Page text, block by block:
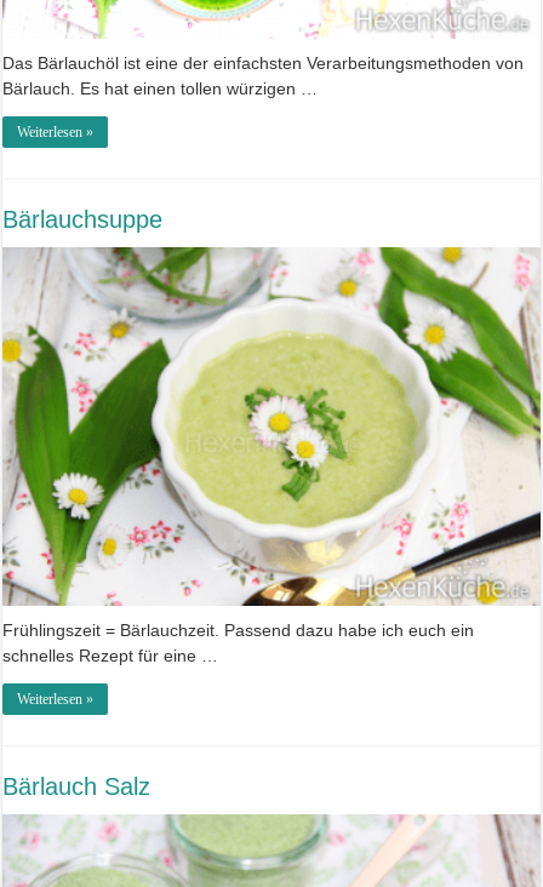
Das Bärlauchöl ist eine der einfachsten Verarbeitungsmethoden von
Bärlauch. Es hat einen tollen würzigen …
Weiterlesen »
Bärlauchsuppe
Frühlingszeit = Bärlauchzeit. Passend dazu habe ich euch ein
schnelles Rezept für eine …
Weiterlesen »
Bärlauch Salz